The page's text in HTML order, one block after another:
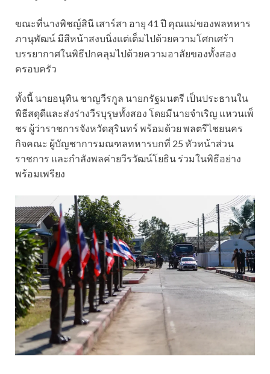
ขณะที่นางพิชญ์สินี เสาร์สา อายุ 41 ปี คุณแม่ของพลทหาร
ภานุพัฒน์ มีสีหน้าสงบนิ่งแต่เต็มไปด้วยความโศกเศร้า
บรรยากาศในพิธีปกคลุมไปด้วยความอาลัยของทั้งสอง
ครอบครัว
ทั้งนี้ นายอนุทิน ชาญวีรกูล นายกรัฐมนตรี เป็นประธานใน
พิธีสดุดีและส่งร่างวีรบุรุษทั้งสอง โดยมีนายจำเริญ แหวนเพ็
ชร ผู้ว่าราชการจังหวัดสุรินทร์ พร้อมด้วย พลตรีไชยนคร
กิจคณะ ผู้บัญชาการมณฑลทหารบกที่ 25 หัวหน้าส่วน
ราชการ และกำลังพลค่ายวีรวัฒน์โยธิน ร่วมในพิธีอย่าง
พร้อมเพรียง